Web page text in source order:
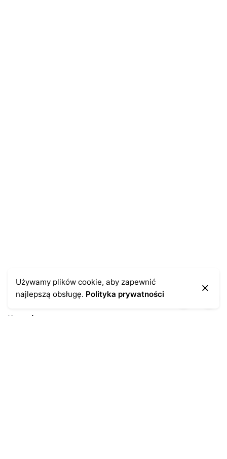
Kontakt
Używamy plików cookie, aby zapewnić
najlepszą obsługę. Polityka prywatności